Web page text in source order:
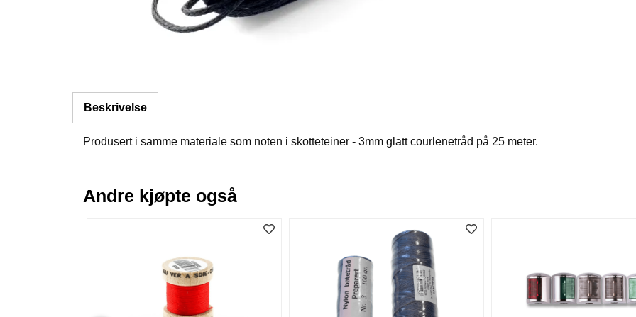
Beskrivelse
Produsert i samme materiale som noten i skotteteiner - 3mm glatt courlenetråd på 25 meter.
Andre kjøpte også